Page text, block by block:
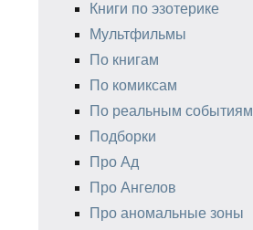
Книги по эзотерике
Мультфильмы
По книгам
По комиксам
По реальным событиям
Подборки
Про Ад
Про Ангелов
Про аномальные зоны